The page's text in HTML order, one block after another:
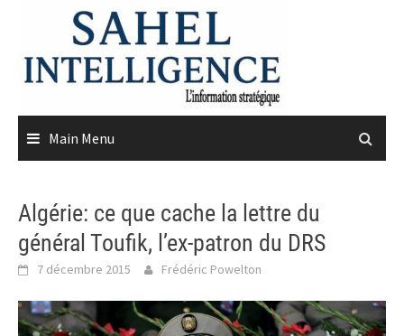
content
Main Menu
Algérie: ce que cache la lettre du
général Toufik, l’ex-patron du DRS
7 décembre 2015 Frédéric Powelton